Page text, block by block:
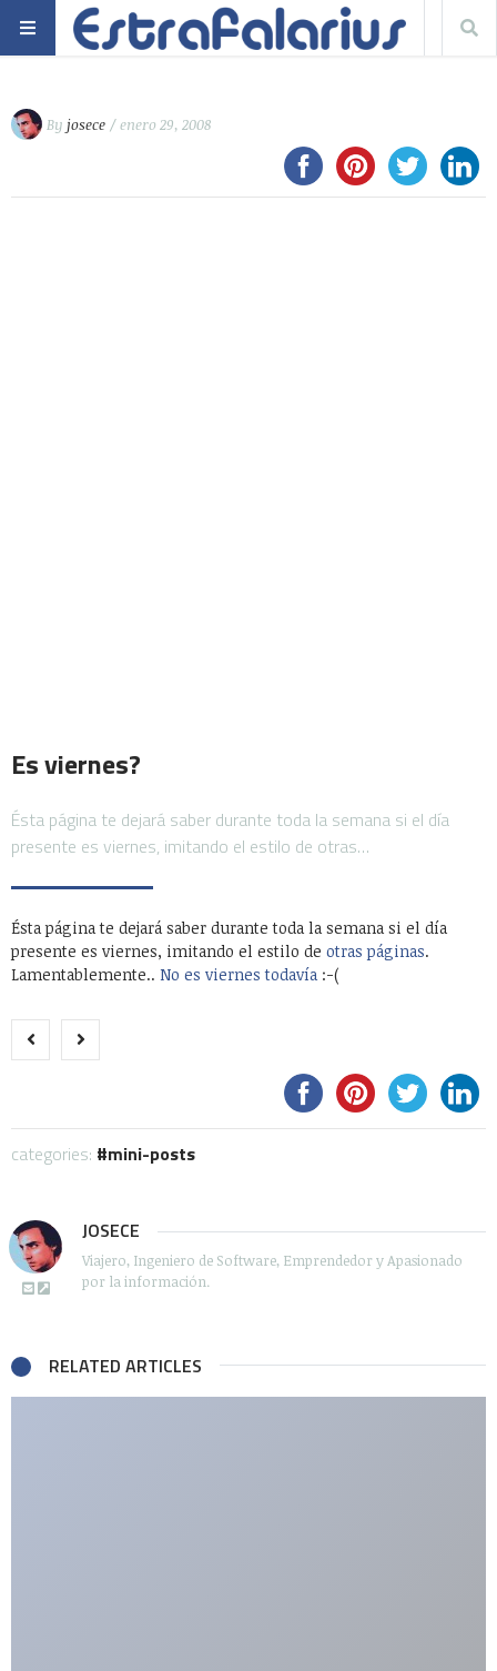
By josece / enero 29, 2008
Es viernes?
Ésta página te dejará saber durante toda la semana si el día
presente es viernes, imitando el estilo de otras…
Ésta página te dejará saber durante toda la semana si el día
presente es viernes, imitando el estilo de otras páginas.
Lamentablemente.. No es viernes todavía :-(
categories: mini-posts
JOSECE
Viajero, Ingeniero de Software, Emprendedor y Apasionado
por la información.
RELATED ARTICLES